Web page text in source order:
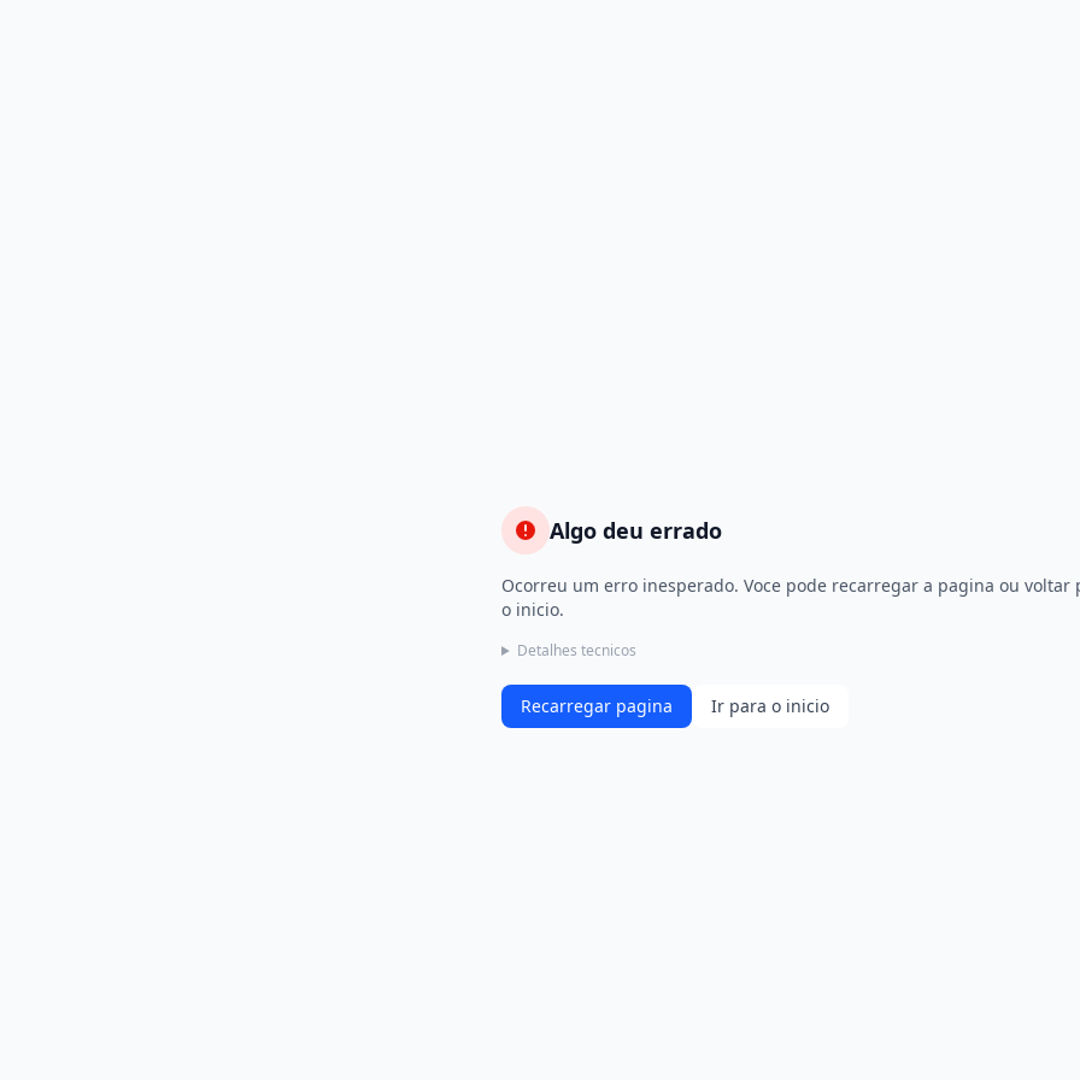
Algo deu errado
Ocorreu um erro inesperado. Voce pode recarregar a pagina ou voltar
o inicio.
Detalhes tecnicos
Recarregar pagina Ir para o inicio